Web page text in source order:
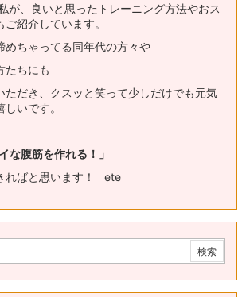
が、良いと思ったトレーニング方法やおス
紹介しています。
めちゃってる同年代の方々や
たちにも
だき、 クスッと笑って少しだけでも元気
いです。
な腹筋を作れる！」
ればと思います！ ete